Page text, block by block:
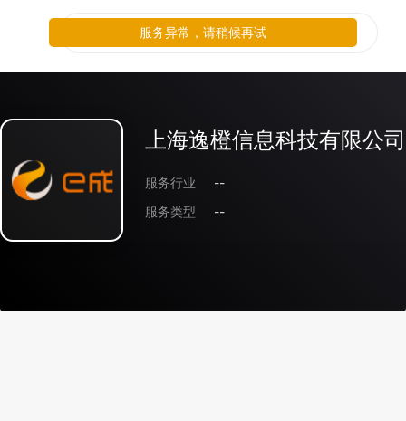
上海逸橙信息科技有限公司
服务行业
--
服务类型
--
服务异常，请稍候再试